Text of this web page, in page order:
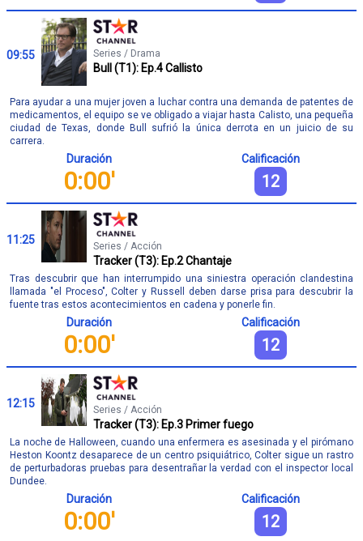
09:55 Series / Drama
Bull (T1): Ep.4 Callisto
Para ayudar a una mujer joven a luchar contra una demanda de patentes de
medicamentos, el equipo se ve obligado a viajar hasta Calisto, una pequeña
ciudad de Texas, donde Bull sufrió la única derrota en un juicio de su
carrera.
Duración
0:00'
Calificación
12
11:25 Series / Acción
Tracker (T3): Ep.2 Chantaje
Tras descubrir que han interrumpido una siniestra operación clandestina
llamada "el Proceso", Colter y Russell deben darse prisa para descubrir la
fuente tras estos acontecimientos en cadena y ponerle fin.
Duración
0:00'
Calificación
12
12:15 Series / Acción
Tracker (T3): Ep.3 Primer fuego
La noche de Halloween, cuando una enfermera es asesinada y el pirómano
Heston Koontz desaparece de un centro psiquiátrico, Colter sigue un rastro
de perturbadoras pruebas para desentrañar la verdad con el inspector local
Dundee.
Duración
0:00'
Calificación
12